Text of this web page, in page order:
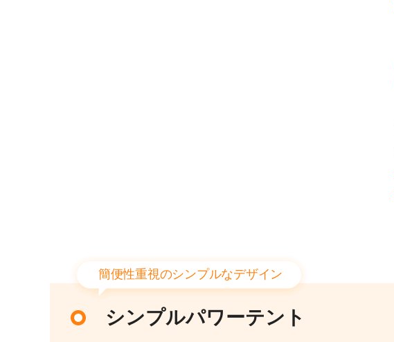
簡便性重視のシンプルなデザイン
シンプルパワーテント